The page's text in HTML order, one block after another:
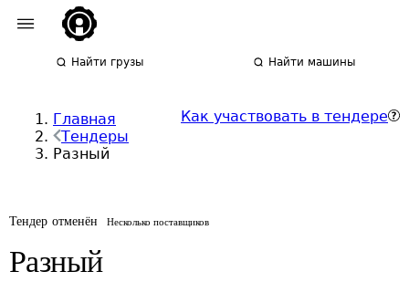
Найти грузы Найти машины
Главная
Тендеры
Разный
Как участвовать в тендере
Тендер отменён Несколько поставщиков
Разный